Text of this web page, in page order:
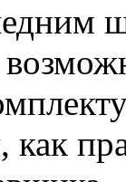
как